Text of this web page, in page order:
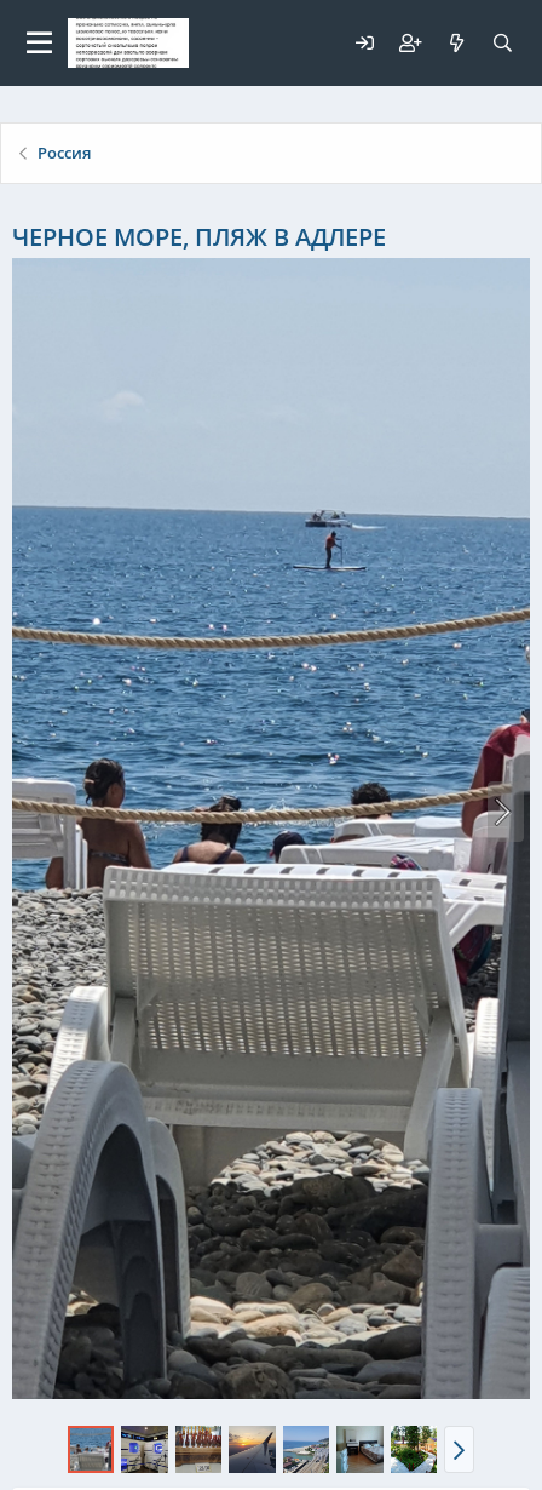
Россия
ЧЕРНОЕ МОРЕ, ПЛЯЖ В АДЛЕРЕ
Для любых предложений по
сайту: elaizik@cp9.ru